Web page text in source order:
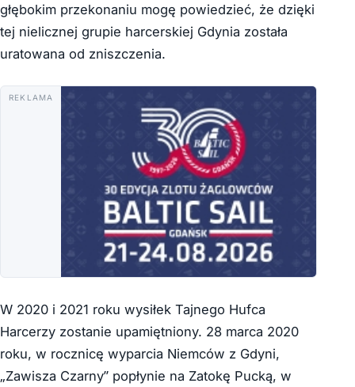
głębokim przekonaniu mogę powiedzieć, że dzięki
tej nielicznej grupie harcerskiej Gdynia została
uratowana od zniszczenia.
REKLAMA
W 2020 i 2021 roku wysiłek Tajnego Hufca
Harcerzy zostanie upamiętniony. 28 marca 2020
roku, w rocznicę wyparcia Niemców z Gdyni,
„Zawisza Czarny” popłynie na Zatokę Pucką, w